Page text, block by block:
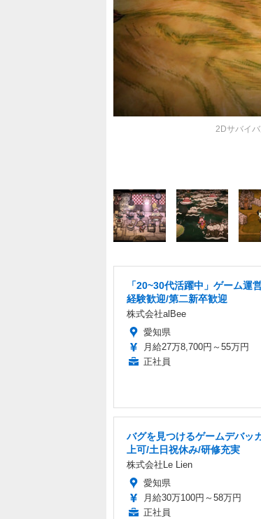
2Dサバイ
「20~30代活躍中」ゲーム運
経験歓迎/第二新卒歓迎
株式会社alBee
愛知県
月給27万8,700円～55万円
正社員
バグを見つけるゲームデバッ
上可/土日祝休み/研修充実
株式会社Le Lien
愛知県
月給30万100円～58万円
正社員